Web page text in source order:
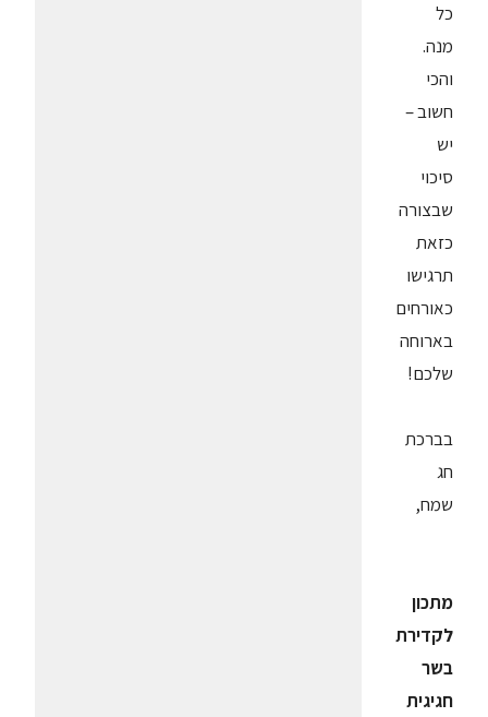
כל
מנה.
והכי
חשוב –
יש
סיכוי
שבצורה
כזאת
תרגישו
כאורחים
בארוחה
שלכם!
בברכת
חג
שמח,
מתכון
לקדירת
בשר
חגיגית